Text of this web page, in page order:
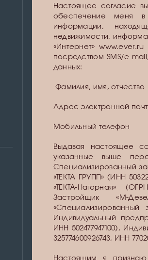
Настоящее согласие
обеспечение меня в
информации,
недвижимости,
«Интернет»
посредством SMS/e-
данных:
Фамилия, имя, отчество
Адрес электронной
Мобильный телефон
Выдавая настоящее
указанные выше
Специализированный
«ТЕКТА ГРУПП» (ИНН
«ТЕКТА-Нагорная»
Застройщик «М-
«Специализированный
Индивидуальный
ИНН 502477947100),
325774600926743, ИНН
Настоящим я признаю